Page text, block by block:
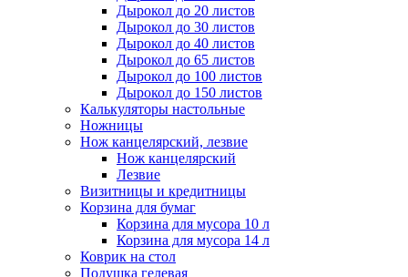
Дырокол до 20 листов
Дырокол до 30 листов
Дырокол до 40 листов
Дырокол до 65 листов
Дырокол до 100 листов
Дырокол до 150 листов
Калькуляторы настольные
Ножницы
Нож канцелярский, лезвие
Нож канцелярский
Лезвие
Визитницы и кредитницы
Корзина для бумаг
Корзина для мусора 10 л
Корзина для мусора 14 л
Коврик на стол
Подушка гелевая